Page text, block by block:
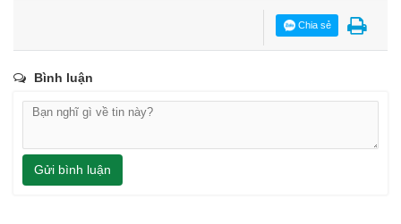
Chia sẻ
Bình luận
Gửi bình luận